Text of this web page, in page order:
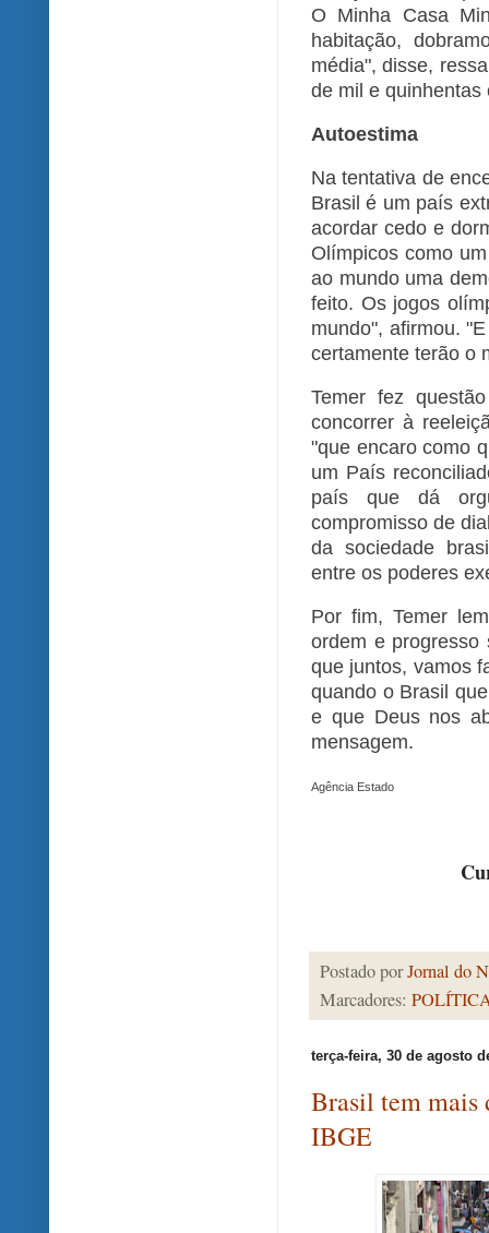
O Minha Casa
habitação,
média", disse,
de mil e quinhentas
Autoestima
Na tentativa de
Brasil é um país
acordar cedo e
Olímpicos como
ao mundo uma
feito. Os jogos
mundo", afirmou.
certamente terão o
Temer fez
concorrer à
"que encaro como
um País
país que dá
compromisso de
da sociedade
entre os poderes
Por fim, Temer
ordem e progresso
que juntos, vamos
quando o Brasil
e que Deus nos
mensagem.
Agência Estado
Postado porJornal do
Marcadores:
terça-feira, 30 de agosto
Brasil tem mais
IBGE